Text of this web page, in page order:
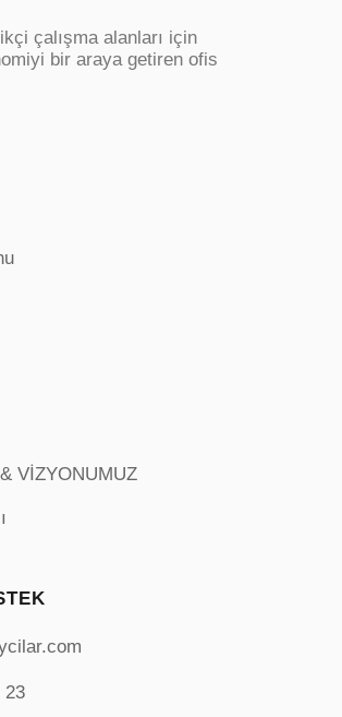
çalışma alanları için
bir araya getiren ofis
VİZYONUMUZ
23